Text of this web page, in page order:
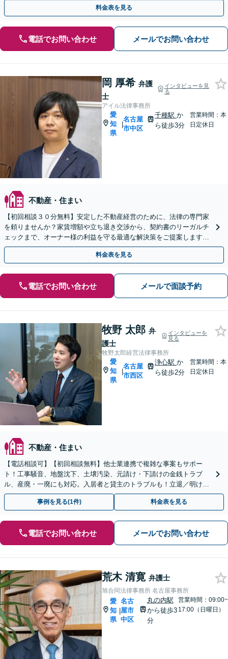
料金表を見る
電話でお問い合わせ メールでお問い合わせ
岡 厚希 弁護
士
インタビューを見
る
アイル法律事務所
愛
知
県
|
名古屋
市中区
千種駅 か
ら徒歩3分
営業時間：本
日定休日
不動産・住まい
【初回相談３０分無料】安定した不動産経営のために、法律の専門家
を頼りませんか？家賃増額や立ち退き交渉から、契約書のリーガルチ
ェックまで、オーナー様の利益を守る最適な解決策をご提案します。
スポット対応や顧問契約などニーズに合わせて対応。
料金表を見る
電話でお問い合わせ メールで面談予約
牧野 太郎 弁
護士
インタビューを
見る
牧野太郎経営法律事務所
愛
知
県
|
名古屋
市西区
浄心駅 か
ら徒歩2分
営業時間：本
日定休日
不動産・住まい
【電話相談可】【初回相談無料】他士業連携で複雑な事案もサポー
ト！工事騒音、地盤沈下、土壌汚染、元請け・下請けの金銭トラブ
ル、産廃・一廃にも対応。入居者と貸主のトラブルも！立退／明け渡
し請求もお任せ！不動産会社の顧問契約も受付中【浄心駅2分】
事例を見る(1件) 料金表を見る
電話でお問い合わせ メールでお問い合わせ
荒木 清寛 弁護士
旭合同法律事務所 名古屋事務所
愛
知
県
|
名古
屋市
中区
丸の内駅
から徒歩3
分
営業時間：09:00~
17:00（日曜日）